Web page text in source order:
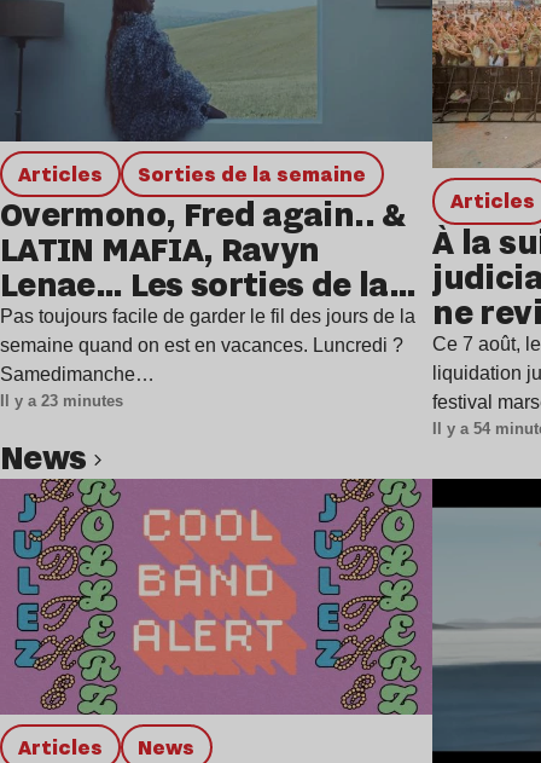
Articles Sorties de la semaine
Overmono, Fred again.. &
LATIN MAFIA, Ravyn
Lenae… Les sorties de la
semaine
Pas toujours facile de garder le fil des jours de la
semaine quand on est en vacances. Luncredi ?
Samedimanche…
Il y a 23 minutes
Articles
À la
ne
Ce 7 août,
liquidation
festival
Il y a 54
news
Articles news
Lire l’article